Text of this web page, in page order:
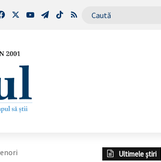
FacebookYouTubeTelegram
TikTokRSS
Ultimele știri